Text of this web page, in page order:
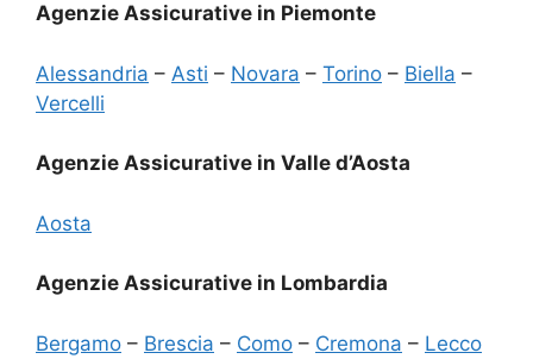
Agenzie Assicurative in Piemonte
Alessandria – Asti – Novara – Torino – Biella –
Vercelli
Agenzie Assicurative in Valle d’Aosta
Aosta
Agenzie Assicurative in Lombardia
Bergamo – Brescia – Como – Cremona – Lecco